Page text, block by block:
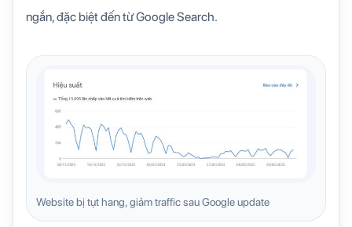
ngắn, đặc biệt đến từ Google Search.
Website bị tụt hang, giảm traffic sau Google update